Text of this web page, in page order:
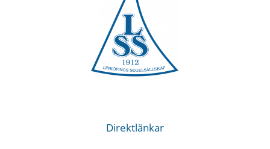
Direktlänkar